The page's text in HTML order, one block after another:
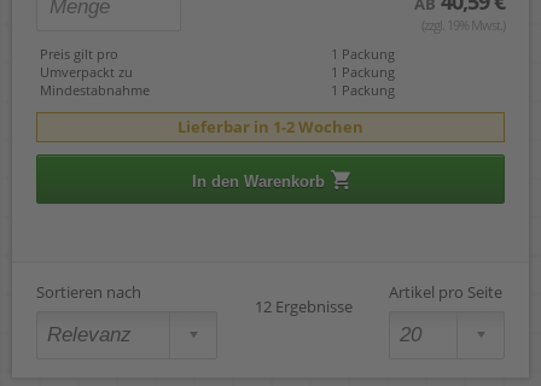
(zzgl. 19% Mwst.)
Preis gilt pro
1 Packung
Umverpackt zu
1 Packung
Mindestabnahme
1 Packung
Lieferbar in 1-2 Wochen
In den Warenkorb
Sortieren nach
12 Ergebnisse
Artikel pro Seite